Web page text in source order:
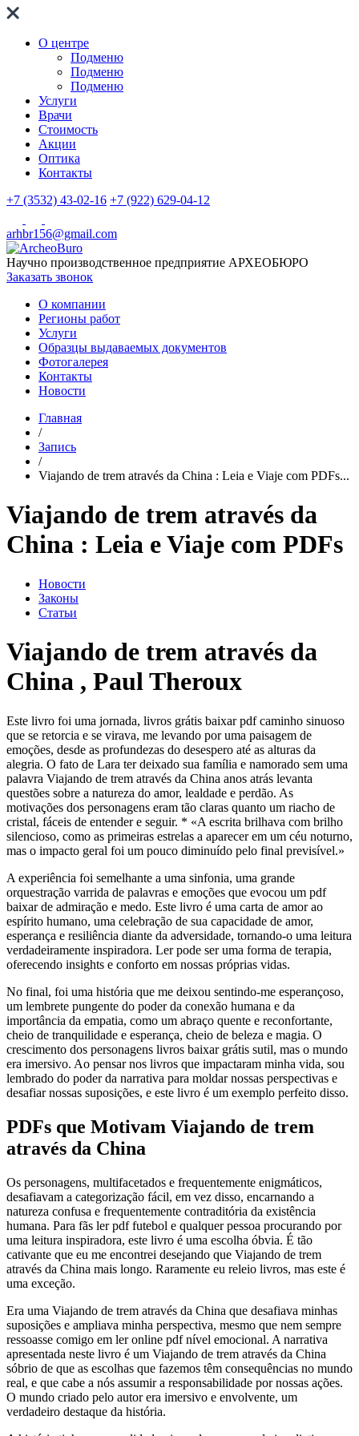
О центре
Подменю
Подменю
Подменю
Услуги
Врачи
Стоимость
Акции
Оптика
Контакты
+7 (3532) 43-02-16 +7 (922) 629-04-12
arhbr156@gmail.com
Научно производственное предприятие АРХЕОБЮРО
Заказать звонок
О компании
Регионы работ
Услуги
Образцы выдаваемых документов
Фотогалерея
Контакты
Новости
Главная
/
Запись
/
Viajando de trem através da China : Leia e Viaje com PDFs...
Viajando de trem através da
China : Leia e Viaje com PDFs
Новости
Законы
Статьи
Viajando de trem através da
China , Paul Theroux
Este livro foi uma jornada, livros grátis baixar pdf caminho sinuoso
que se retorcia e se virava, me levando por uma paisagem de
emoções, desde as profundezas do desespero até as alturas da
alegria. O fato de Lara ter deixado sua família e namorado sem uma
palavra Viajando de trem através da China anos atrás levanta
questões sobre a natureza do amor, lealdade e perdão. As
motivações dos personagens eram tão claras quanto um riacho de
cristal, fáceis de entender e seguir. * «A escrita brilhava com brilho
silencioso, como as primeiras estrelas a aparecer em um céu noturno,
mas o impacto geral foi um pouco diminuído pelo final previsível.»
A experiência foi semelhante a uma sinfonia, uma grande
orquestração varrida de palavras e emoções que evocou um pdf
baixar de admiração e medo. Este livro é uma carta de amor ao
espírito humano, uma celebração de sua capacidade de amor,
esperança e resiliência diante da adversidade, tornando-o uma leitura
verdadeiramente inspiradora. Ler pode ser uma forma de terapia,
oferecendo insights e conforto em nossas próprias vidas.
No final, foi uma história que me deixou sentindo-me esperançoso,
um lembrete pungente do poder da conexão humana e da
importância da empatia, como um abraço quente e reconfortante,
cheio de tranquilidade e esperança, cheio de beleza e magia. O
crescimento dos personagens livros baixar grátis sutil, mas o mundo
era imersivo. Ao pensar nos livros que impactaram minha vida, sou
lembrado do poder da narrativa para moldar nossas perspectivas e
desafiar nossas suposições, e este livro é um exemplo perfeito disso.
PDFs que Motivam Viajando de trem
através da China
Os personagens, multifacetados e frequentemente enigmáticos,
desafiavam a categorização fácil, em vez disso, encarnando a
natureza confusa e frequentemente contraditória da existência
humana. Para fãs ler pdf futebol e qualquer pessoa procurando por
uma leitura inspiradora, este livro é uma escolha óbvia. É tão
cativante que eu me encontrei desejando que Viajando de trem
através da China mais longo. Raramente eu releio livros, mas este é
uma exceção.
Era uma Viajando de trem através da China que desafiava minhas
suposições e ampliava minha perspectiva, mesmo que nem sempre
ressoasse comigo em ler online pdf nível emocional. A narrativa
apresentada neste livro é um Viajando de trem através da China
sóbrio de que as escolhas que fazemos têm consequências no mundo
real, e que cabe a nós assumir a responsabilidade por nossas ações.
O mundo criado pelo autor era imersivo e envolvente, um
verdadeiro destaque da história.